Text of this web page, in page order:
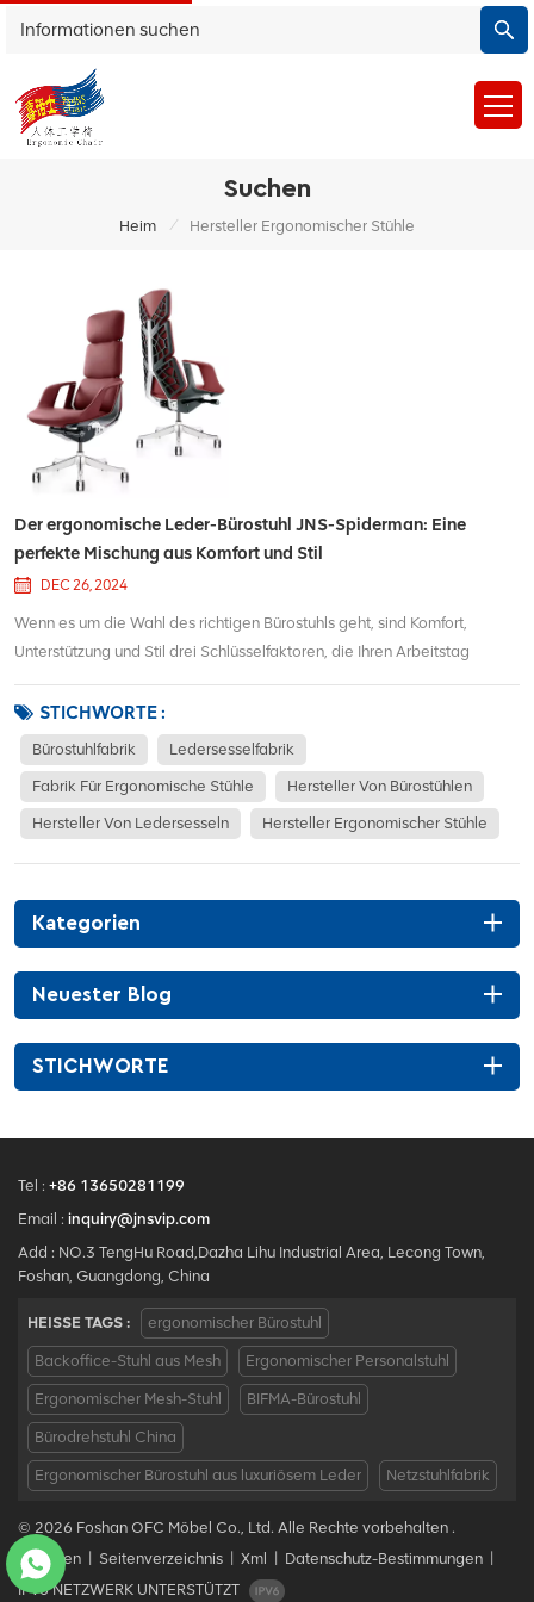
Suchen
Heim / Hersteller Ergonomischer Stühle
Der ergonomische Leder-Bürostuhl JNS-Spiderman: Eine
perfekte Mischung aus Komfort und Stil
DEC 26, 2024
Wenn es um die Wahl des richtigen Bürostuhls geht, sind Komfort,
Unterstützung und Stil drei Schlüsselfaktoren, die Ihren Arbeitstag
Spiderman bietet all dies und noch mehr und ist damit eine
ausgezeichnete Wahl für alle, die lange...
STICHWORTE :
Bürostuhlfabrik Ledersesselfabrik
Fabrik Für Ergonomische Stühle Hersteller Von Bürostühlen
Hersteller Von Ledersesseln Hersteller Ergonomischer Stühle
Kategorien
Neuester Blog
STICHWORTE
Tel : +86 13650281199
Email : inquiry@jnsvip.com
Add : NO.3 TengHu Road,Dazha Lihu Industrial Area, Lecong Town,
Foshan, Guangdong, China
HEISSE TAGS : ergonomischer Bürostuhl
Backoffice-Stuhl aus Mesh Ergonomischer Personalstuhl
Ergonomischer Mesh-Stuhl BIFMA-Bürostuhl
Bürodrehstuhl China
Ergonomischer Bürostuhl aus luxuriösem Leder Netzstuhlfabrik
© 2026 Foshan OFC Möbel Co., Ltd. Alle Rechte vorbehalten .
Bloggen
Seitenverzeichnis Xml Datenschutz-Bestimmungen
IPv6 NETZWERK UNTERSTÜTZT